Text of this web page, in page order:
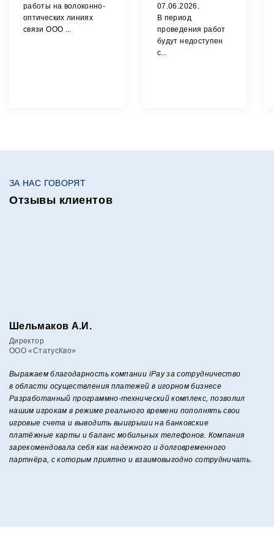
работы на волоконно-
оптических линиях
связи ООО ...
07.06.2026.
В период
проведения работ
будут недоступен
с...
ЗА НАС ГОВОРЯТ
Отзывы клиентов
Шельмаков А.И.
Директор
ООО «СтатусКво»
Выражаем благодарность компании iPay за сотрудничество
в области осуществления платежей в игорном бизнесе
Разработанный программно-технический комплекс, позволил
нашим игрокам в режиме реального времени пополнять свои
игровые счета и выводить выигрыши на банковские
платёжные карты и баланс мобильных телефонов. Компания
зарекомендовала себя как надежного и долговременного
партнёра, с которым приятно и взаимовыгодно сотрудничать.